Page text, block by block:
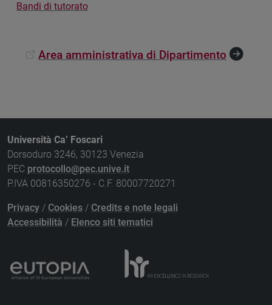
Bandi di tutorato
Area amministrativa di Dipartimento
Università Ca’ Foscari
Dorsoduro 3246, 30123 Venezia
PEC protocollo@pec.unive.it
P.IVA 00816350276 - C.F. 80007720271
Privacy / Cookies / Credits e note legali
Accessibilità / Elenco siti tematici